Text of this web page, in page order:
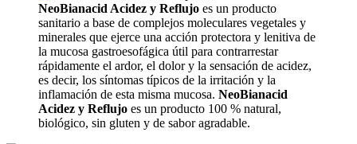
NeoBianacid Acidez y Reflujo es un producto
sanitario a base de complejos moleculares vegetales y
minerales que ejerce una acción protectora y lenitiva de
la mucosa gastroesofágica útil para contrarrestar
rápidamente el ardor, el dolor y la sensación de acidez,
es decir, los síntomas típicos de la irritación y la
inflamación de esta misma mucosa. NeoBianacid
Acidez y Reflujo es un producto 100 % natural,
biológico, sin gluten y de sabor agradable.